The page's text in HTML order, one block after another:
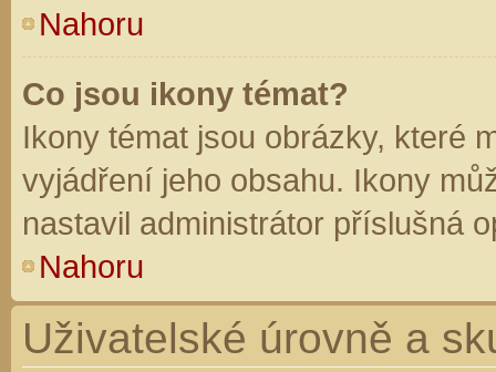
Nahoru
Co jsou ikony témat?
Ikony témat jsou obrázky, které
vyjádření jeho obsahu. Ikony
nastavil administrátor příslušná
Nahoru
Uživatelské úrovně a